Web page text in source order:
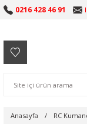
0216 428 46 91
Anasayfa RC